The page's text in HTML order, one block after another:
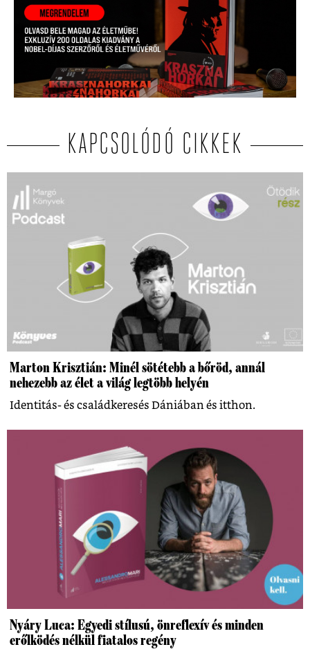
KAPCSOLÓDÓ CIKKEK
Marton Krisztián: Minél sötétebb a bőröd, annál
nehezebb az élet a világ legtöbb helyén
Identitás- és családkeresés Dániában és itthon.
Nyáry Luca: Egyedi stílusú, önreflexív és minden
erőlködés nélkül fiatalos regény